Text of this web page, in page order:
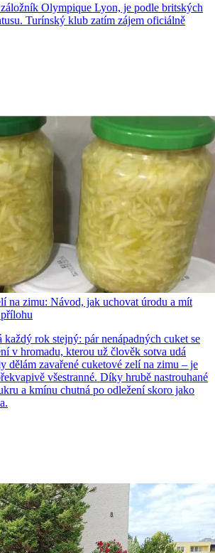
Olympique Lyon, je podle britských
Turínský klub zatím zájem oficiálně
na zimu: Návod, jak uchovat úrodu a mít
každý rok stejný: pár nenápadných cuket se
v hromadu, kterou už člověk sotva udá
dělám zavařené cuketové zelí na zimu – je
všestranné. Díky hrubě nastrouhané
a kmínu chutná po odležení skoro jako